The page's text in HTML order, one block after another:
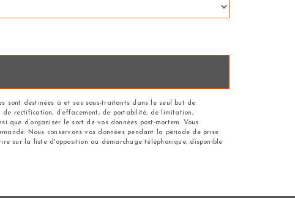
sont destinées à et ses sous-traitants dans le seul but de
de rectification, d’effacement, de portabilité, de limitation,
que d’organiser le sort de vos données post-mortem. Vous
Nous conservons vos données pendant la période de prise
sur la liste d'opposition au démarchage téléphonique, disponible